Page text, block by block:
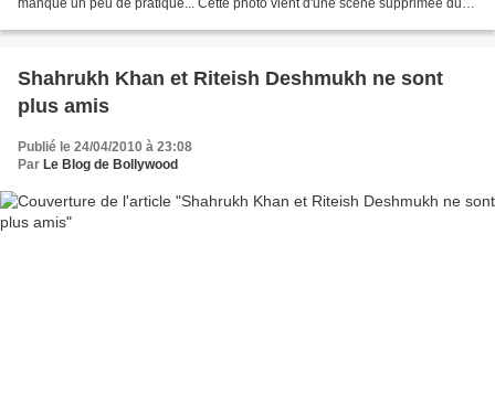
Shahrukh Khan et Riteish Deshmukh ne sont
plus amis
Publié le 24/04/2010 à 23:08
Par Le Blog de Bollywood